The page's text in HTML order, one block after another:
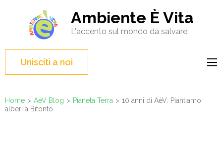
contenuto
(premi
Invio)
Ambiente È Vita
L'accento sul mondo da salvare
Unisciti a noi
Home > AèV Blog > Pianeta Terra > 10 anni di AèV: Piantiamo
alberi a Bitonto